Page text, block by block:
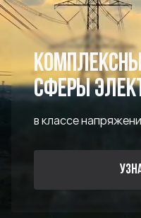
СФЕРЫ
в классе